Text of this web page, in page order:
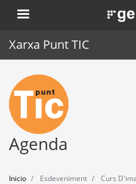
. Obre
Xarxa Punt TIC
Inicio
Punt TIC
Actualidad
Agenda
Inicio Esdeveniment Curs